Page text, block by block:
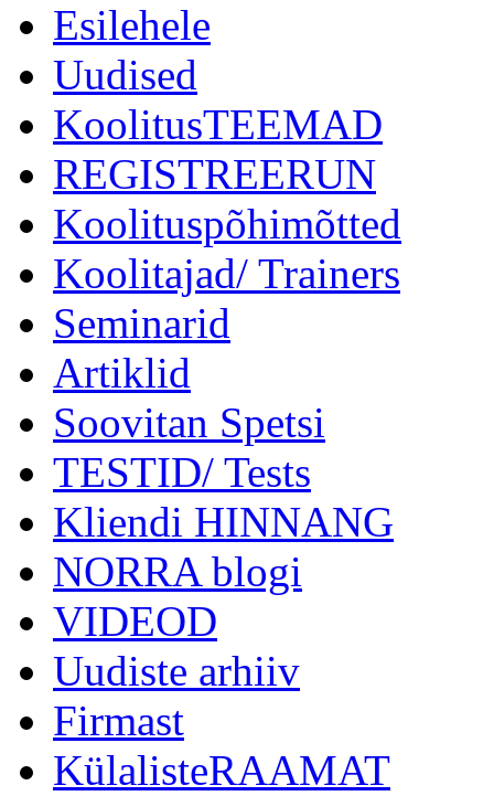
Esilehele
Uudised
KoolitusTEEMAD
REGISTREERUN
Koolituspõhimõtted
Koolitajad/ Trainers
Seminarid
Artiklid
Soovitan Spetsi
TESTID/ Tests
Kliendi HINNANG
NORRA blogi
VIDEOD
Uudiste arhiiv
Firmast
KülalisteRAAMAT